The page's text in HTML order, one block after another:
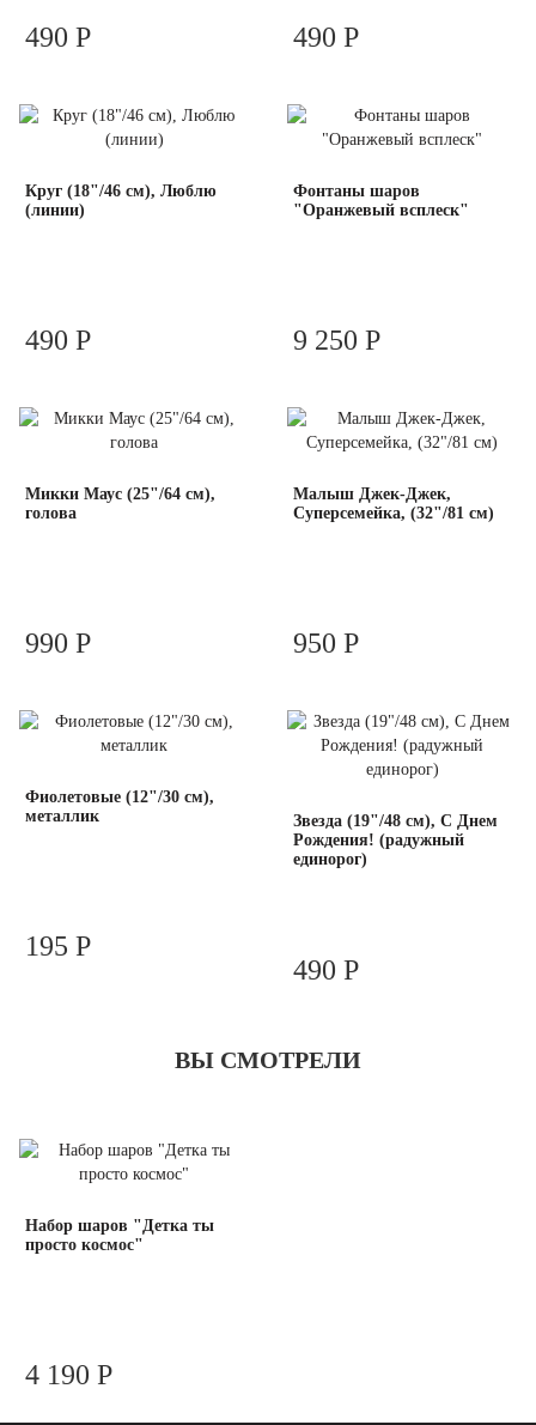
490 Р 490 Р
Круг (18"/46 см), Люблю
(линии)
490 Р
Фонтаны шаров
"Оранжевый всплеск"
9 250 Р
Микки Маус (25"/64 см),
голова
990 Р
Малыш Джек-Джек,
Суперсемейка, (32"/81 см)
950 Р
Фиолетовые (12"/30 см),
металлик
195 Р
Звезда (19"/48 см), С Днем
Рождения! (радужный
единорог)
490 Р
ВЫ СМОТРЕЛИ
Набор шаров "Детка ты
просто космос"
4 190 Р